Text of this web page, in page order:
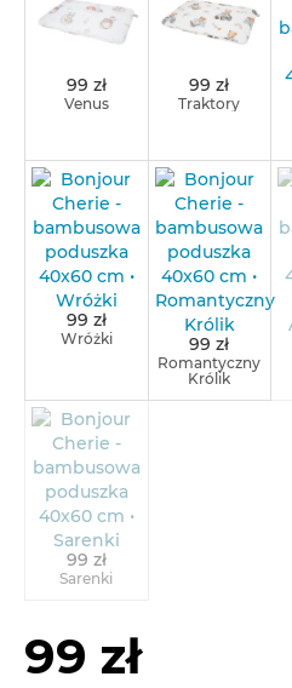
99 zł
Venus
99 zł
Traktory
99 zł
Wróżki 99 zł
Romantyczny
Królik
99 zł
Sarenki
99 zł